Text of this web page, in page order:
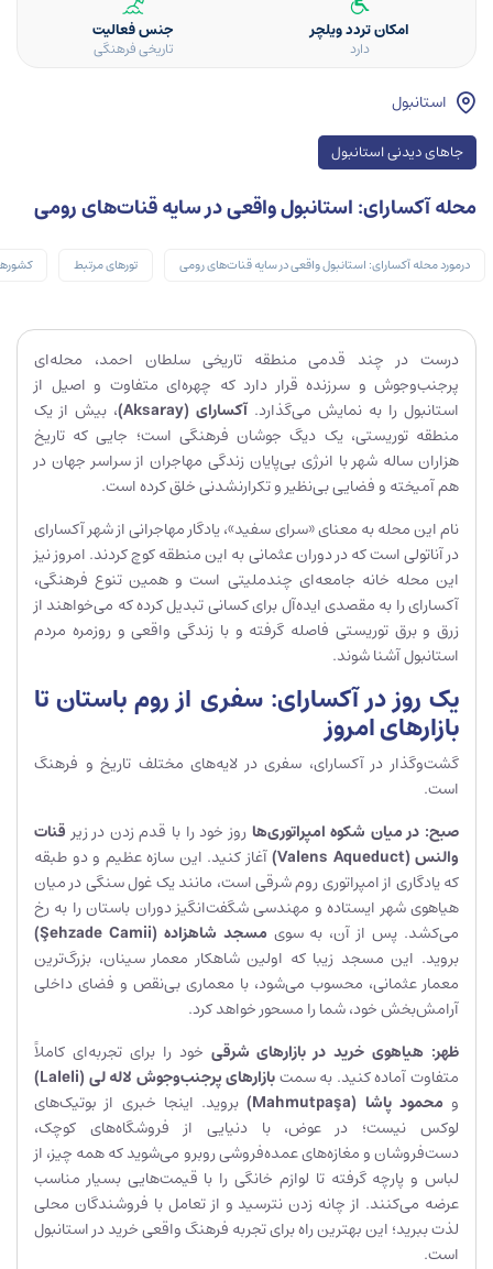
امکان تردد ویلچر
دارد
جنس فعالیت
تاریخی فرهنگی
استانبول
جاهای دیدنی استانبول
محله آکسارای: استانبول واقعی در سایه قنات‌های رومی
درمورد محله آکسارای: استانبول واقعی در سایه قنات‌های رومی تورهای مرتبط
درست در چند قدمی منطقه تاریخی سلطان احمد، محله‌ای
پرجنب‌وجوش و سرزنده قرار دارد که چهره‌ای متفاوت و اصیل از
استانبول را به نمایش می‌گذارد. آکسارای (Aksaray
)، بیش از یک
منطقه توریستی، یک دیگ جوشان فرهنگی است؛ جایی که تاریخ
هزاران ساله شهر با انرژی بی‌پایان زندگی مهاجران از سراسر جهان در
هم آمیخته و فضایی بی‌نظیر و تکرارنشدنی خلق کرده است.
نام این محله به معنای «سرای سفید»، یادگار مهاجرانی از شهر آکسارای
در آناتولی است که در دوران عثمانی به این منطقه کوچ کردند. امروز نیز
این محله خانه جامعه‌ای چندملیتی است و همین تنوع فرهنگی،
آکسارای را به مقصدی ایده‌آل برای کسانی تبدیل کرده که می‌خواهند از
زرق و برق توریستی فاصله گرفته و با زندگی واقعی و روزمره مردم
استانبول آشنا شوند.
یک روز در آکسارای: سفری از روم باستان تا
بازارهای امروز
گشت‌وگذار در آکسارای، سفری در لایه‌های مختلف تاریخ و فرهنگ
است.
صبح: در میان شکوه امپراتوری‌ها روز خود را با قدم زدن در زیر قنات
والنس (Valens Aqueduct
)آغاز کنید. این سازه عظیم و دو طبقه
که یادگاری از امپراتوری روم شرقی است، مانند یک غول سنگی در میان
هیاهوی شهر ایستاده و مهندسی شگفت‌انگیز دوران باستان را به رخ
می‌کشد. پس از آن، به سوی مسجد شاهزاده ( Şehzade Camii
)
بروید. این مسجد زیبا که اولین شاهکار معمار سینان، بزرگ‌ترین
معمار عثمانی، محسوب می‌شود، با معماری بی‌نقص و فضای داخلی
آرامش‌بخش خود، شما را مسحور خواهد کرد.
ظهر: هیاهوی خرید در بازارهای شرقی خود را برای تجربه‌ای کاملاً
متفاوت آماده کنید. به سمتبازارهای پرجنب‌وجوش لاله لی (Laleli
)
و محمود پاشا ( Mahmutpaşa
)بروید. اینجا خبری از بوتیک‌های
لوکس نیست؛ در عوض، با دنیایی از فروشگاه‌های کوچک،
دست‌فروشان و مغازه‌های عمده‌فروشی روبرو می‌شوید که همه چیز، از
لباس و پارچه گرفته تا لوازم خانگی را با قیمت‌هایی بسیار مناسب
عرضه می‌کنند. از چانه زدن نترسید و از تعامل با فروشندگان محلی
لذت ببرید؛ این بهترین راه برای تجربه فرهنگ واقعی خرید در استانبول
است.